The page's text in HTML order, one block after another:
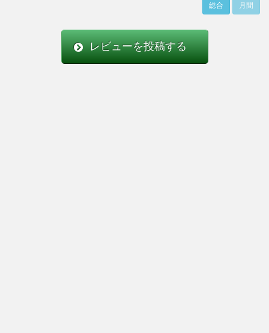
総合 月間
レビューを投稿する